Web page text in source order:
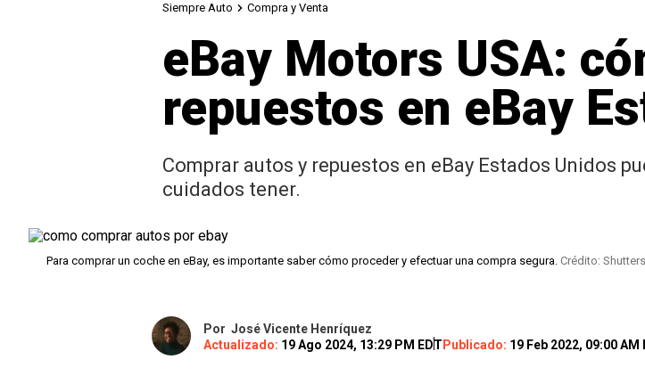
Siempre Auto Compra y Venta
eBay Motors USA:
repuestos en eBay
Comprar autos y repuestos en eBay Estados Unidos
cuidados tener.
Para comprar un coche en eBay, es importante saber cómo proceder y efectuar una compra segura. Crédito:
Por José Vicente Henríquez
Actualizado: 19 Ago 2024, 13:29 PM EDT Publicado: 19 Feb 2022, 09:00 AM